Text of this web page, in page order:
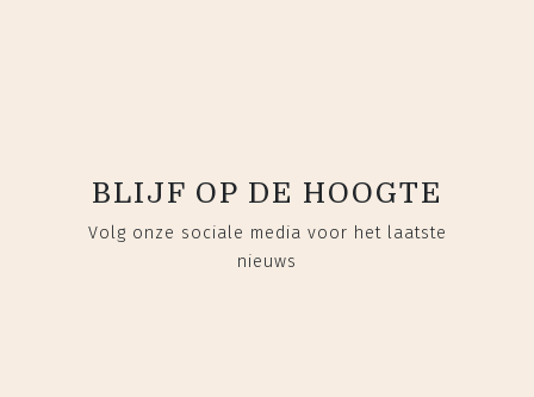
BLIJF OP DE HOOGTE
Volg onze sociale media voor het laatste
nieuws